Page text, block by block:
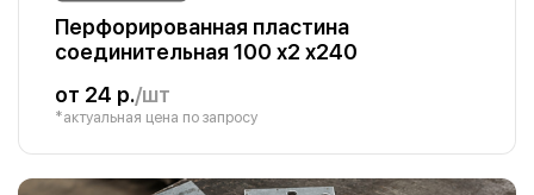
Перфорированная пластина
соединительная 100 х2 х240
от 24 р./шт
*актуальная цена по запросу